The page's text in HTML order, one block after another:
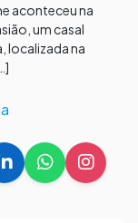
aconteceu na
um casal
localizada na